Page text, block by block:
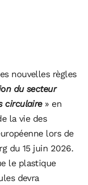
nouvelles règles
du secteur
circulaire » en
la vie des
lors de
du 15 juin 2026.
le plastique
devra